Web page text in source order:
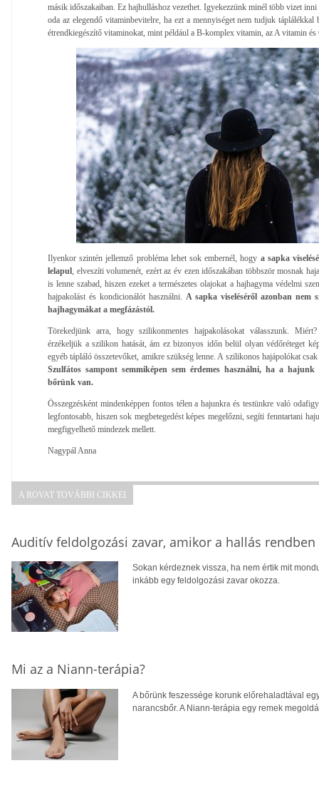
másik időszakaiban. Ez hajhulláshoz vezethet. Igyekezzünk minél több vizet
oda az elegendő vitaminbevitelre, ha ezt a mennyiséget nem tudjuk
étrendkiegészítő vitaminokat, mint például a B-komplex vitamin, az A vitamin
Ilyenkor szintén jellemző probléma lehet sok embernél, hogy a sapka
lelapul , elveszíti volumenét, ezért az év ezen időszakában többször mosnak
is lenne szabad, hiszen ezeket a természetes olajokat a hajhagyma védelmi
hajpakolást és kondicionálót használni. A sapka viseléséről azonban nem
hajhagymákat a megfázástól.
Törekedjünk arra, hogy szilikonmentes hajpakolásokat válasszunk.
érzékeljük a szilikon hatását, ám ez bizonyos időn belül olyan védőréteget
egyéb tápláló összetevőket, amikre szükség lenne. A szilikonos hajápolókat
Szulfátos sampont semmiképen sem érdemes használni, ha a hajunk
bőrünk van.
Összegzésként mindenképpen fontos télen a hajunkra és testünkre való
legfontosabb, hiszen sok megbetegedést képes megelőzni, segíti fenntartani
megfigyelhető mindezek mellett.
Nagypál Anna
A ROVAT TOVÁBBI CIKKEI
Auditív feldolgozási zavar, amikor a hallás
Sokan kérdeznek vissza, ha nem értik mit
inkább egy feldolgozási zavar okozza.
Mi az a Niann-terápia?
A bőrünk feszessége korunk előrehaladtával
narancsbőr. A Niann-terápia egy remek